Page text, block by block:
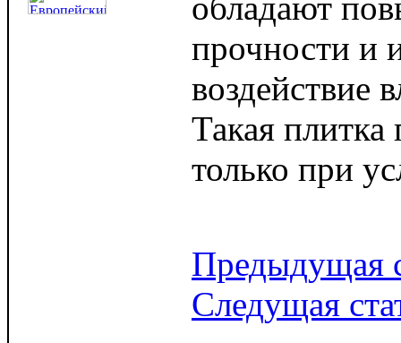
прочности и
воздействие
Такая
только при
Предыдущая
Следущая